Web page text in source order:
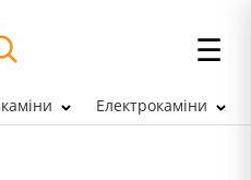
☰
Електрокаміни